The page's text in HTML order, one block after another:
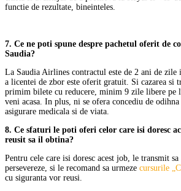
functie de rezultate, bineinteles.
7. Ce ne poti spune despre pachetul oferit de
Saudia?
La Saudia Airlines contractul este de 2 ani de
a licentei de zbor este oferit gratuit. Si cazarea si
primim bilete cu reducere, minim 9 zile libere pe
veni acasa. In plus, ni se ofera concediu de
asigurare medicala si de viata.
8. Ce sfaturi le poti oferi celor care isi doresc
reusit sa il obtina?
Pentru cele care isi doresc acest job, le transmit
persevereze, si le recomand sa urmeze cursurile
cu siguranta vor reusi.